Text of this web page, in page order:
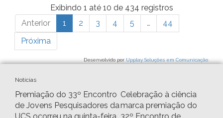
Exibindo 1 até 10 de 434 registros
Anterior
1 2 3 4 5 …
44
Próxima
Desenvolvido por Upplay Soluções em Comunicação
Notícias
Premiação do 33º Encontro
de Jovens Pesquisadores da
Celebração à ciência
marca premiação do